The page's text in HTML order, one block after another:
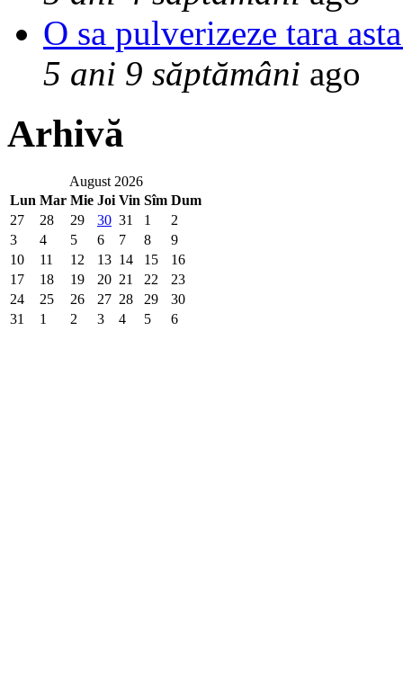
O sa pulverizeze tara
5 ani 9 săptămâni ago
Arhivă
August 2026
Lun Mar Mie Joi Vin Sîm Dum
27
28 29 30 31 1
2
3
4 5 6 7 8
9
10
11 12 13 14 15
16
17
18 19 20 21 22
23
24
25 26 27 28 29
30
31
1 2 3 4 5 6